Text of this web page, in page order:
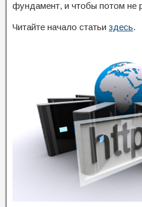
фундамент, и чтобы потом не
Читайте начало статьи здесь.